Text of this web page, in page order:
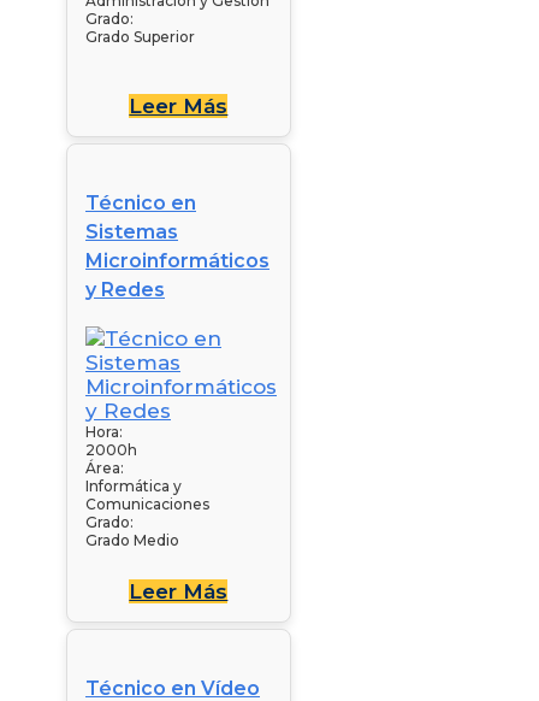
Grado:
Grado Superior
Leer Más
Técnico en
Sistemas
Microinformáticos
y Redes
Hora:
2000h
Área:
Informática y
Comunicaciones
Grado:
Grado Medio
Leer Más
Técnico en Vídeo